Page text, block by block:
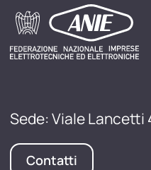
Sede: Viale Lancetti
Contatti